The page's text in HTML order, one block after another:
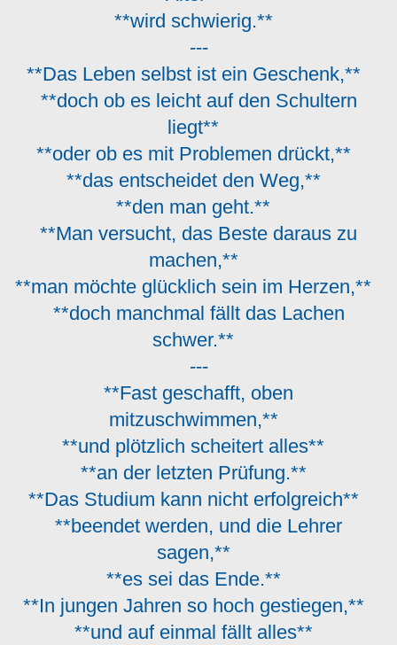
**wird schwierig.**
---
**Das Leben selbst ist ein Geschenk,**
**doch ob es leicht auf den Schultern
liegt**
**oder ob es mit Problemen drückt,**
**das entscheidet den Weg,**
**den man geht.**
**Man versucht, das Beste daraus zu
machen,**
**man möchte glücklich sein im Herzen,**
**doch manchmal fällt das Lachen
schwer.**
---
**Fast geschafft, oben
mitzuschwimmen,**
**und plötzlich scheitert alles**
**an der letzten Prüfung.**
**Das Studium kann nicht erfolgreich**
**beendet werden, und die Lehrer
sagen,**
**es sei das Ende.**
**In jungen Jahren so hoch gestiegen,**
**und auf einmal fällt alles**